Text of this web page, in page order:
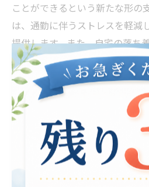
ことができるという新たな形の
は、通勤に伴うストレスを軽減
提供します。また、自宅の落ち
中しやすく、生産性を高める要
に、技術の進展により、遠隔で
ンラインでのコミュニケーショ
えるようになりました。このよ
した支援は、今後ますます重
安心感を育む在宅支援の未来に